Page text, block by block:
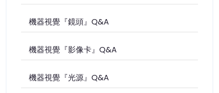
機器視覺『鏡頭』Q&A
機器視覺『影像卡』Q&A
機器視覺『光源』Q&A